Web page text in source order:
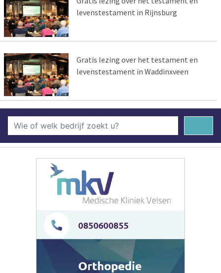
levenstestament in Rijnsburg
Gratis lezing over het testament en
levenstestament in Waddinxveen